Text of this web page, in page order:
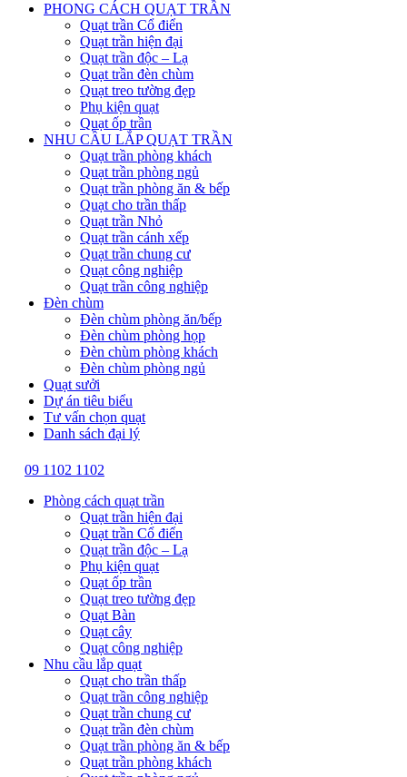
PHONG CÁCH QUẠT TRẦN
Quạt trần Cổ điển
Quạt trần hiện đại
Quạt trần độc – Lạ
Quạt trần đèn chùm
Quạt treo tường đẹp
Phụ kiện quạt
Quạt ốp trần
NHU CẦU LẮP QUẠT TRẦN
Quạt trần phòng khách
Quạt trần phòng ngủ
Quạt trần phòng ăn & bếp
Quạt cho trần thấp
Quạt trần Nhỏ
Quạt trần cánh xếp
Quạt trần chung cư
Quạt công nghiệp
Quạt trần công nghiệp
Đèn chùm
Đèn chùm phòng ăn/bếp
Đèn chùm phòng họp
Đèn chùm phòng khách
Đèn chùm phòng ngủ
Quạt sưởi
Dự án tiêu biểu
Tư vấn chọn quạt
Danh sách đại lý
09 1102 1102
Phòng cách quạt trần
Quạt trần hiện đại
Quạt trần Cổ điển
Quạt trần độc – Lạ
Phụ kiện quạt
Quạt ốp trần
Quạt treo tường đẹp
Quạt Bàn
Quạt cây
Quạt công nghiệp
Nhu cầu lắp quạt
Quạt cho trần thấp
Quạt trần công nghiệp
Quạt trần chung cư
Quạt trần đèn chùm
Quạt trần phòng ăn & bếp
Quạt trần phòng khách